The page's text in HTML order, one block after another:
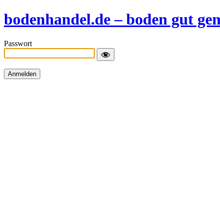
bodenhandel.de – boden gut
Passwort